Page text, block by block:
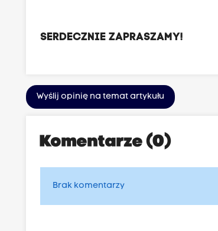
SERDECZNIE ZAPRASZAMY!
Wyślij opinię na temat artykułu
Komentarze (0)
Brak komentarzy